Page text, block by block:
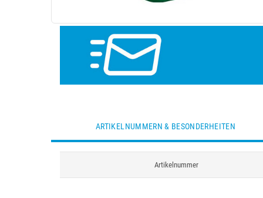
ARTIKELNUMMERN & BESONDERHEITEN
Artikelnummer